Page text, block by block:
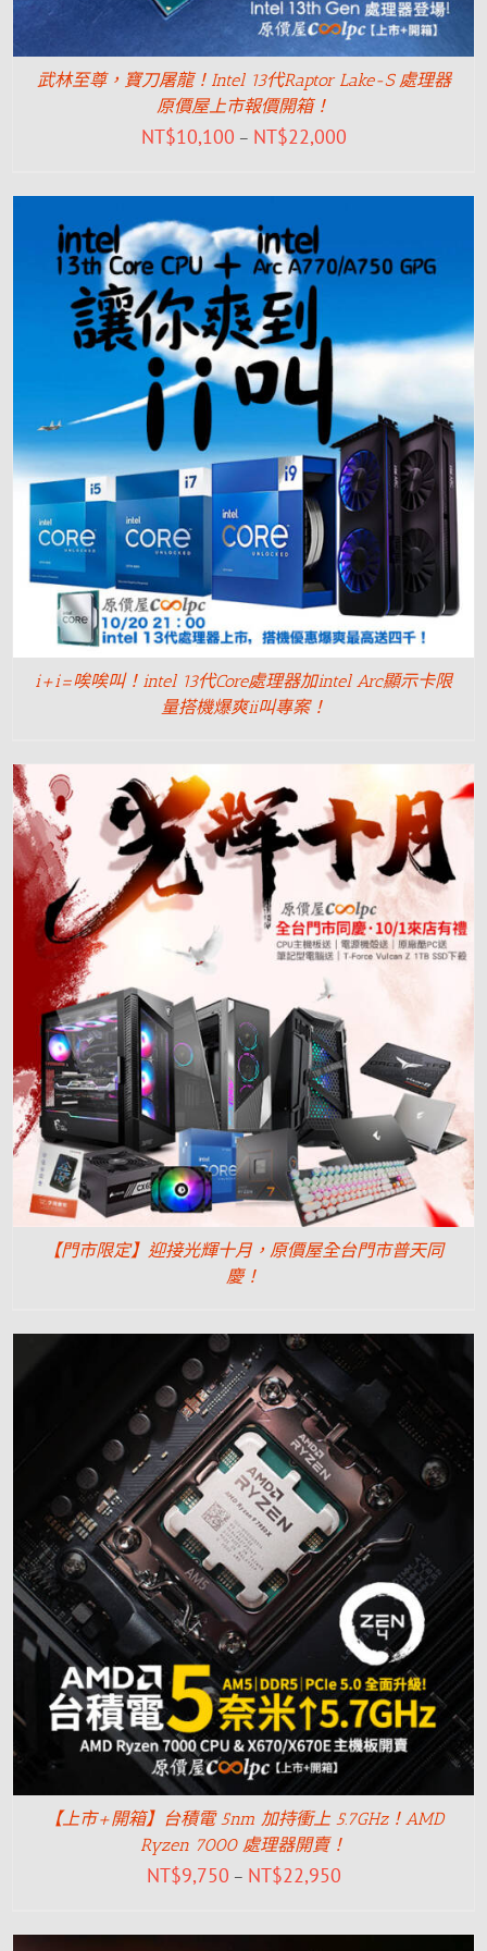
武林至尊，寶刀屠龍！Intel 13代Raptor Lake-S 處理器
原價屋上市報價開箱！
NT$10,100 – NT$22,000
i+i=唉唉叫！intel 13代Core處理器加intel Arc顯示卡限
量搭機爆爽ii叫專案！
【門市限定】迎接光輝十月，原價屋全台門市普天同
慶！
【上市+開箱】台積電 5nm 加持衝上 5.7GHz！AMD
Ryzen 7000 處理器開賣！
NT$9,750 – NT$22,950